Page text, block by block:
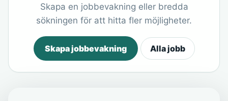
Skapa en jobbevakning eller bredda
sökningen för att hitta fler möjligheter.
Skapa jobbevakning Alla jobb